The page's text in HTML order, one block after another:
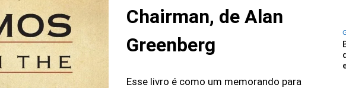
Chairman, de Alan
Greenberg
Esse livro é como um memorando para